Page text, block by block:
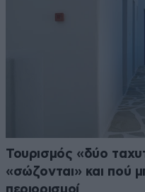
Τουρισμός «δύο
«σώζονται» και πού
περιορισμοί